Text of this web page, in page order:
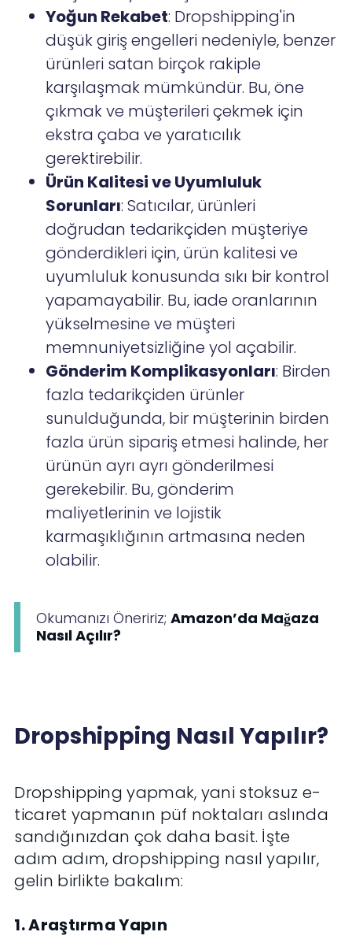
Yoğun Rekabet: Dropshipping'in
düşük giriş engelleri nedeniyle, benzer
ürünleri satan birçok rakiple
karşılaşmak mümkündür. Bu, öne
çıkmak ve müşterileri çekmek için
ekstra çaba ve yaratıcılık
gerektirebilir.
Ürün Kalitesi ve Uyumluluk
Sorunları: Satıcılar, ürünleri
doğrudan tedarikçiden müşteriye
gönderdikleri için, ürün kalitesi ve
uyumluluk konusunda sıkı bir kontrol
yapamayabilir. Bu, iade oranlarının
yükselmesine ve müşteri
memnuniyetsizliğine yol açabilir.
Gönderim Komplikasyonları: Birden
fazla tedarikçiden ürünler
sunulduğunda, bir müşterinin birden
fazla ürün sipariş etmesi halinde, her
ürünün ayrı ayrı gönderilmesi
gerekebilir. Bu, gönderim
maliyetlerinin ve lojistik
karmaşıklığının artmasına neden
olabilir.
Okumanızı Öneririz;Amazon’da Mağaza
Nasıl Açılır?
Dropshipping Nasıl Yapılır?
Dropshipping yapmak, yani stoksuz e-
ticaret yapmanın püf noktaları aslında
sandığınızdan çok daha basit. İşte
adım adım, dropshipping nasıl yapılır,
gelin birlikte bakalım:
1. Araştırma Yapın